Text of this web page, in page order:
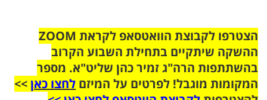
הצטרפו לקבוצת הוואטסאפ לקראת ZOOM
ההשקה שיתקיים בתחילת השבוע הקרוב
בהשתתפות הרה"ג זמיר כהן שליט"א. מספר
המקומות מוגבל! לפרטים על המיזם לחצו כאן>>